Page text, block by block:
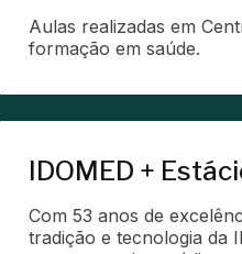
Aulas realizadas em
formação em saúde.
IDOMED +
Com 53 anos de
tradição e tecnologia da